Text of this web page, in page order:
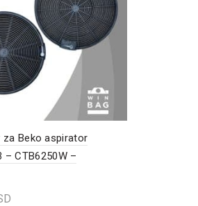
za Beko aspirator
– CTB6250W –